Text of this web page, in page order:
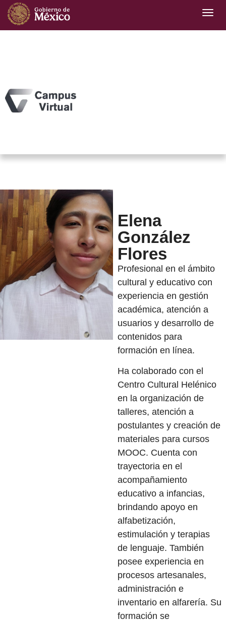
Elena
González
Flores
Profesional en el ámbito
cultural y educativo con
experiencia en gestión
académica, atención a
usuarios y desarrollo de
contenidos para
formación en línea.
Ha colaborado con el
Centro Cultural Helénico
en la organización de
talleres, atención a
postulantes y creación de
materiales para cursos
MOOC. Cuenta con
trayectoria en el
acompañamiento
educativo a infancias,
brindando apoyo en
alfabetización,
estimulación y terapias
de lenguaje. También
posee experiencia en
procesos artesanales,
administración e
inventario en alfarería. Su
formación se